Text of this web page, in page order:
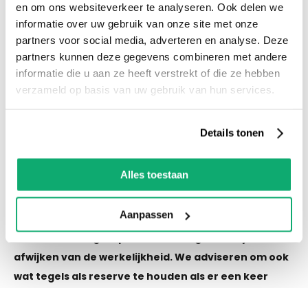
en om ons websiteverkeer te analyseren. Ook delen we
informatie over uw gebruik van onze site met onze
partners voor social media, adverteren en analyse. Deze
partners kunnen deze gegevens combineren met andere
informatie die u aan ze heeft verstrekt of die ze hebben
verzameld op basis van uw gebruik van hun services.
Details tonen
Alles toestaan
Aanpassen
Productspecificaties
Let op! Over gebleven tegels mogen niet retour!
De kleur van de tegel op de afbeelding kan altijd
iets afwijken van de werkelijkheid. We adviseren
Let op! Over gebleven tegels mogen niet retour! De
afwijken van de werkelijkheid. We adviseren om ook
wat tegels als reserve te houden als er een keer